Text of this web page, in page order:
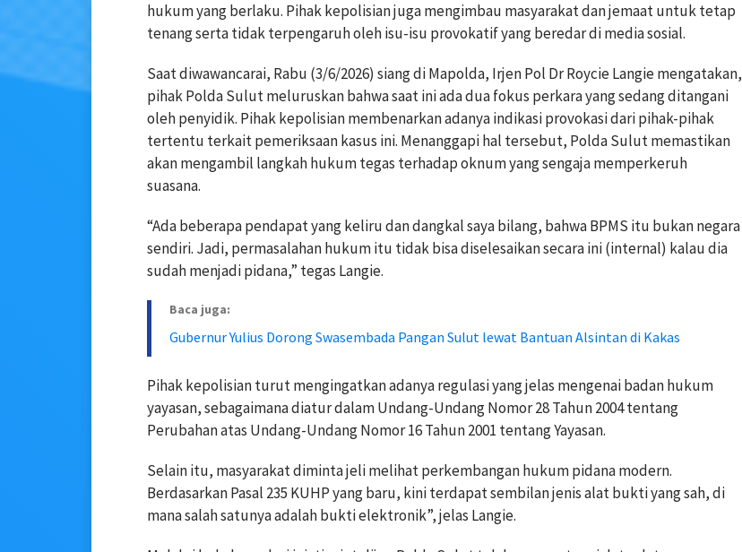
hukum yang berlaku. Pihak kepolisian juga mengimbau masyarakat dan jemaat untuk tetap
tenang serta tidak terpengaruh oleh isu-isu provokatif yang beredar di media sosial.
Saat diwawancarai, Rabu (3/6/2026) siang di Mapolda, Irjen Pol Dr Roycie Langie mengatakan,
pihak Polda Sulut meluruskan bahwa saat ini ada dua fokus perkara yang sedang ditangani
oleh penyidik. Pihak kepolisian membenarkan adanya indikasi provokasi dari pihak-pihak
tertentu terkait pemeriksaan kasus ini. Menanggapi hal tersebut, Polda Sulut memastikan
akan mengambil langkah hukum tegas terhadap oknum yang sengaja memperkeruh
suasana.
“Ada beberapa pendapat yang keliru dan dangkal saya bilang, bahwa BPMS itu bukan negara
sendiri. Jadi, permasalahan hukum itu tidak bisa diselesaikan secara ini (internal) kalau dia
sudah menjadi pidana,” tegas Langie.
Baca juga:
Gubernur Yulius Dorong Swasembada Pangan Sulut lewat Bantuan Alsintan di Kakas
Pihak kepolisian turut mengingatkan adanya regulasi yang jelas mengenai badan hukum
yayasan, sebagaimana diatur dalam Undang-Undang Nomor 28 Tahun 2004 tentang
Perubahan atas Undang-Undang Nomor 16 Tahun 2001 tentang Yayasan.
Selain itu, masyarakat diminta jeli melihat perkembangan hukum pidana modern.
Berdasarkan Pasal 235 KUHP yang baru, kini terdapat sembilan jenis alat bukti yang sah, di
mana salah satunya adalah bukti elektronik”, jelas Langie.